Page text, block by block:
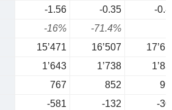
-1.56 -0.35
-
-16%
-71.4%
15’471 16’507
1’643 1’738
767 852
-581 -132
-